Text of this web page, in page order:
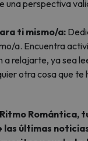
una perspectiva
ti mismo/a:
a. Encuentra
a relajarte, ya sea
otra cosa que te
Ritmo Romántica,
últimas